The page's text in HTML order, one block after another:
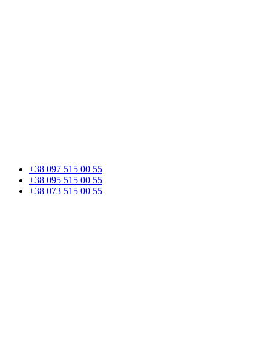
+38 097 515 00 55
+38 095 515 00 55
+38 073 515 00 55